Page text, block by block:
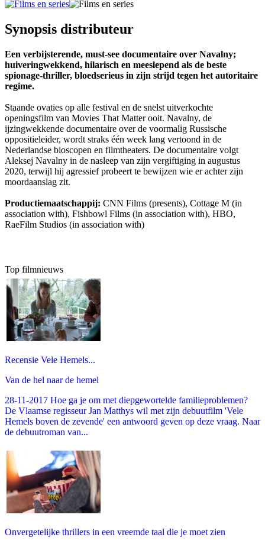
Synopsis distributeur
Een verbijsterende, must-see documentaire over Navalny;
huiveringwekkend, hilarisch en meeslepend als de beste
spionage-thriller, bloedserieus in zijn strijd tegen het autoritaire
regime.
Staande ovaties op alle festival en de snelst uitverkochte
openingsfilm van Movies That Matter ooit. Navalny, de
ijzingwekkende documentaire over de voormalig Russische
oppositieleider, wordt straks één week lang vertoond in de
Nederlandse bioscopen en filmtheaters. De documentaire volgt
Aleksej Navalny in de nasleep van zijn vergiftiging in augustus
2020, terwijl hij agressief probeert te bewijzen wie er achter zijn
moordaanslag zit.
Productiemaatschappij: CNN Films (presents), Cottage M (in
association with), Fishbowl Films (in association with), HBO,
RaeFilm Studios (in association with)
Top filmnieuws
Recensie Vele Hemels...
Van de hel naar de hemel
28-11-2017 Hoe ga je om met diepgewortelde familieproblemen?
De Vlaamse regisseur Jan Matthys wil met zijn debuutfilm 'Vele
Hemels boven de zevende' een antwoord geven op deze vraag. Naar
de debuutroman van...
Onvergetelijke thrillers in een vreemde taal die je moet zien